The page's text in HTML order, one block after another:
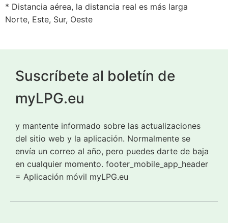
* Distancia aérea, la distancia real es más larga
Norte, Este, Sur, Oeste
Suscríbete al boletín de
myLPG.eu
y mantente informado sobre las actualizaciones
del sitio web y la aplicación. Normalmente se
envía un correo al año, pero puedes darte de baja
en cualquier momento. footer_mobile_app_header
= Aplicación móvil myLPG.eu